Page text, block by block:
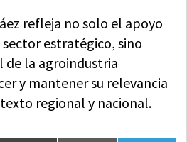
refleja no solo el apoyo
estratégico, sino
la agroindustria
y mantener su relevancia
regional y nacional.